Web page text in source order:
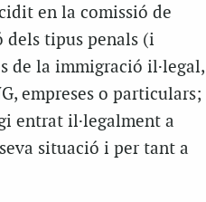
en la comissió de
dels tipus penals (i
de la immigració il·legal,
empreses o particulars;
entrat il·legalment a
situació i per tant a